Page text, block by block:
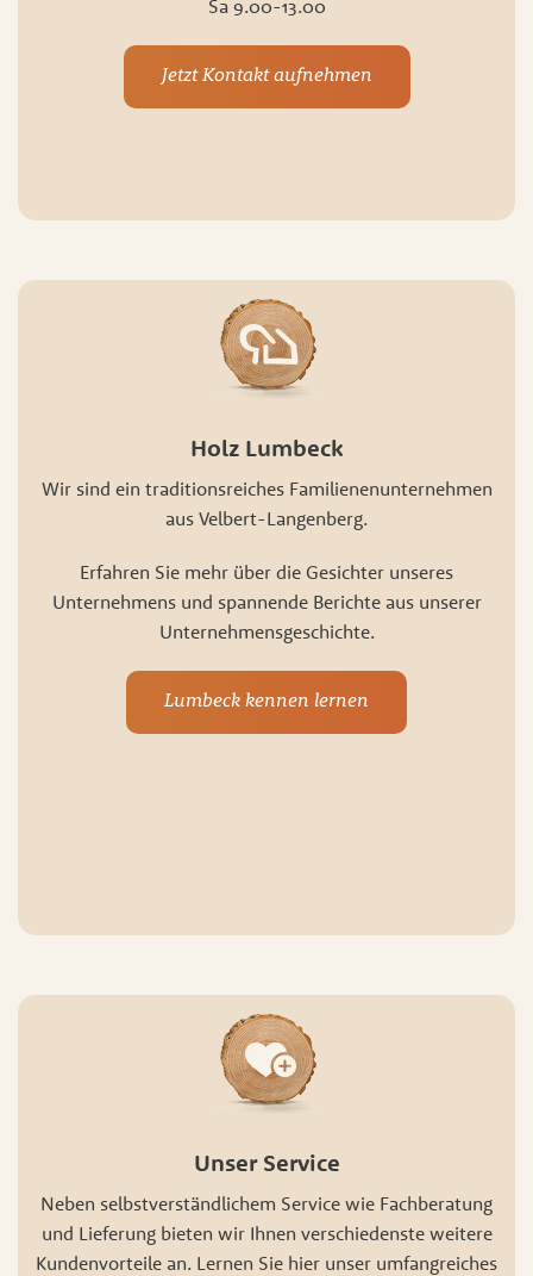
Sa 9.00-13.00
Jetzt Kontakt aufnehmen
Holz Lumbeck
Wir sind ein traditionsreiches Familienenunternehmen
aus Velbert-Langenberg.
Erfahren Sie mehr über die Gesichter unseres
Unternehmens und spannende Berichte aus unserer
Unternehmensgeschichte.
Lumbeck kennen lernen
Unser Service
Neben selbstverständlichem Service wie Fachberatung
und Lieferung bieten wir Ihnen verschiedenste weitere
Kundenvorteile an. Lernen Sie hier unser umfangreiches